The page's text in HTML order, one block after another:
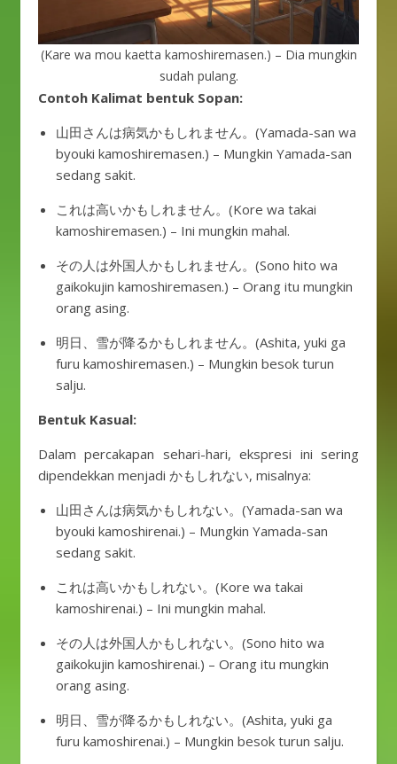
(Kare wa mou kaetta kamoshiremasen.) – Dia mungkin
sudah pulang.
Contoh Kalimat bentuk Sopan:
山田さんは病気かもしれません。(Yamada-san wa
byouki kamoshiremasen.) – Mungkin Yamada-san
sedang sakit.
これは高いかもしれません。(Kore wa takai
kamoshiremasen.) – Ini mungkin mahal.
その人は外国人かもしれません。(Sono hito wa
gaikokujin kamoshiremasen.) – Orang itu mungkin
orang asing.
明日、雪が降るかもしれません。(Ashita, yuki ga
furu kamoshiremasen.) – Mungkin besok turun
salju.
Bentuk Kasual:
Dalam percakapan sehari-hari, ekspresi ini sering
dipendekkan menjadi かもしれない, misalnya:
山田さんは病気かもしれない。(Yamada-san wa
byouki kamoshirenai.) – Mungkin Yamada-san
sedang sakit.
これは高いかもしれない。(Kore wa takai
kamoshirenai.) – Ini mungkin mahal.
その人は外国人かもしれない。(Sono hito wa
gaikokujin kamoshirenai.) – Orang itu mungkin
orang asing.
明日、雪が降るかもしれない。(Ashita, yuki ga
furu kamoshirenai.) – Mungkin besok turun salju.